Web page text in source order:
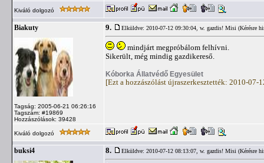
Kiváló dolgozó
Biakuty
Tagság: 2005-06-21 06:26:16
Tagszám: #19869
Hozzászólások: 39428
9. Elküldve: 2010-07-12 09:30:04, w. gazdis! Misi (Kérésre
mindjárt megpróbálom felhívni.
Sikerült, még mindig gazdikereső.
Kóborka Állatvédő Egyesület
[Ezt a hozzászólást újraszerkesztették: 2010-07-
Kiváló dolgozó
buksi4 8. Elküldve: 2010-07-12 08:13:07, w. gazdis! Misi (Kérésre